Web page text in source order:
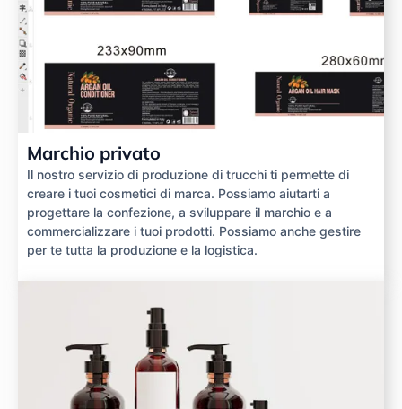
Marchio privato
Il nostro servizio di produzione di trucchi ti permette di
creare i tuoi cosmetici di marca. Possiamo aiutarti a
progettare la confezione, a sviluppare il marchio e a
commercializzare i tuoi prodotti. Possiamo anche gestire
per te tutta la produzione e la logistica.